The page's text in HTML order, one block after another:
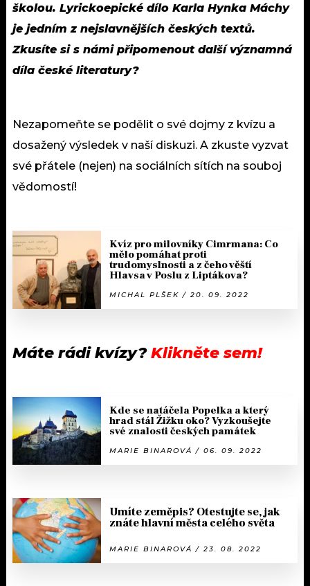
školou. Lyrickoepické dílo Karla Hynka Máchy
je jedním z nejslavnějších českých textů.
Zkusíte si s námi připomenout další významná
díla české literatury?
Nezapomeňte se podělit o své dojmy z kvízu a
dosažený výsledek v naší diskuzi. A zkuste vyzvat
své přátele (nejen) na sociálních sítích na souboj
vědomostí!
Kvíz pro milovníky Cimrmana: Co
mělo pomáhat proti
trudomyslnosti a z čeho věští
Hlavsa v Poslu z Liptákova?
MICHAL PLŠEK / 20. 09. 2022
Máte rádi kvízy?Klikněte sem!
Kde se natáčela Popelka a který
hrad stál Žižku oko? Vyzkoušejte
své znalosti českých památek
MARIE BINAROVÁ / 06. 09. 2022
Umíte zeměpis? Otestujte se, jak
znáte hlavní města celého světa
MARIE BINAROVÁ / 23. 08. 2022